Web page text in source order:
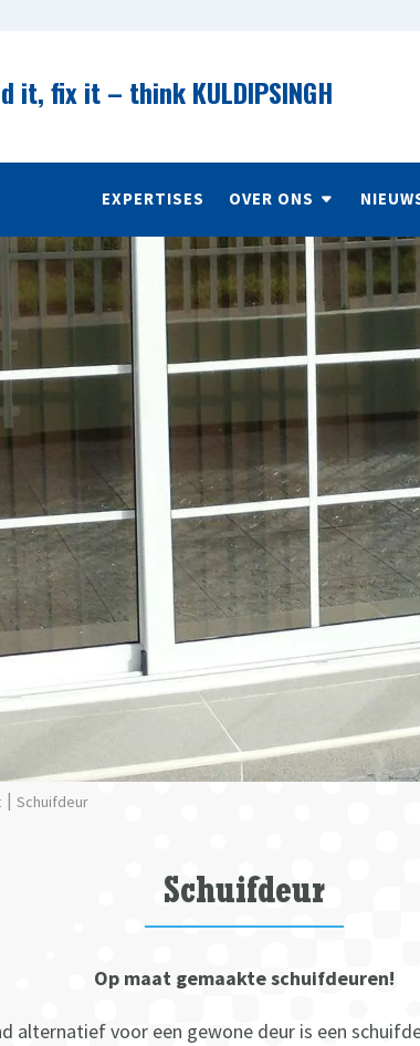
it, fix it – think KULDIPSINGH
EXPERTISES OVER ONS
Schuifdeur
Schuifdeur
Op maat gemaakte schuifdeuren!
alternatief voor een gewone deur is een